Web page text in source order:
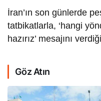
İran’ın son günlerde
tatbikatlarla, ‘hangi
hazırız’ mesajını
Göz Atın